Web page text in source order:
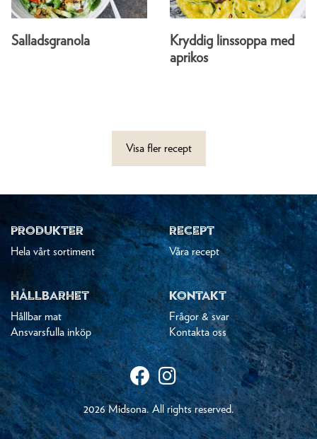
Salladsgranola
Kryddig linssoppa med
aprikos
Visa fler recept
PRODUKTER
Hela vårt sortiment
RECEPT
Våra recept
HÅLLBARHET
Hållbar mat
Ansvarsfulla inköp
KONTAKT
Frågor & svar
Kontakta oss
2026 Midsona. All rights reserved.